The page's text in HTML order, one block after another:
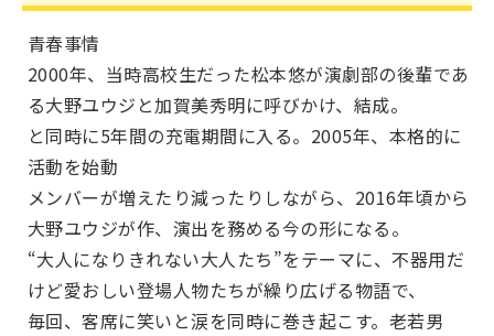
青春事情
2000年、当時高校生だった松本悠が演劇部の後輩であ
る大野ユウジと加賀美秀明に呼びかけ、結成。
と同時に5年間の充電期間に入る。2005年、本格的に
活動を始動
メンバーが増えたり減ったりしながら、2016年頃から
大野ユウジが作、演出を務める今の形になる。
“大人になりきれない大人たち”をテーマに、不器用だ
けど愛おしい登場人物たちが繰り広げる物語で、
毎回、客席に笑いと涙を同時に巻き起こす。老若男